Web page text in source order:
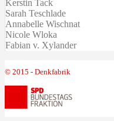
Kerstin Tack
Sarah Teschlade
Annabelle Wischnat
Nicole Wloka
Fabian v. Xylander
© 2015 - Denkfabrik